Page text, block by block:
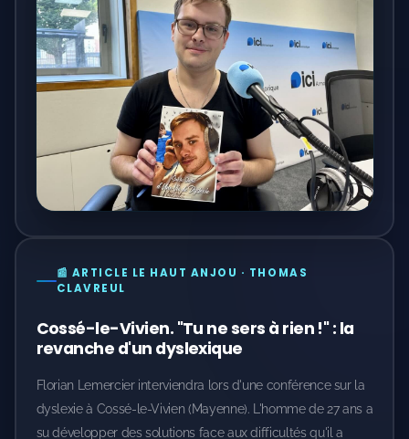
revanche d'un dyslexique
Florian Lemercier interviendra lors d'une conférence sur la
dyslexie à Cossé-le-Vivien (Mayenne). L'homme de 27 ans a
su développer des solutions face aux difficultés qu'il a
rencontrées pour réussir, malgré une phrase assassine